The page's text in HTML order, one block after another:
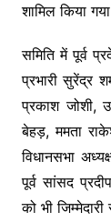
शामिल किया
समिति में पूर्व
प्रभारी सुरेंद्र
प्रकाश जोशी,
बेहड़, ममता
विधानसभा
पूर्व सांसद
को भी